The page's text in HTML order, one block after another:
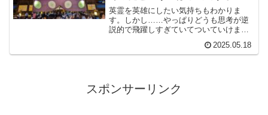
英霊を英雄にしたい気持ちもわかりま
す。しかし……やっぱりどうも思考が逆
説的で飛躍しすぎていてついていけませ
に、なんで戦死した英霊たちがこの国を
つくったって言えるのよ？ すなおに考
2025.05.18
スポンサーリンク